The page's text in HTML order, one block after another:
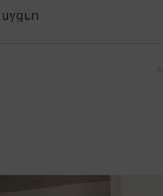
uygun